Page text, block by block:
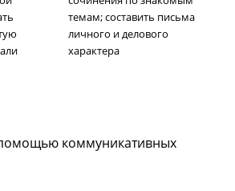
темам; составить письма
личного и делового
характера
коммуникативных